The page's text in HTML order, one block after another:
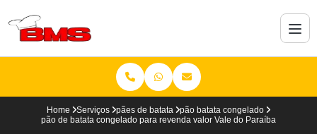
Home Serviços pães de batata
pão batata congelado
pão de batata congelado para revenda valor Vale do Paraíba